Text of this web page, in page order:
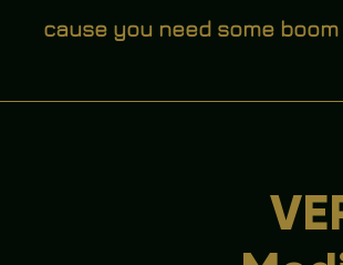
cause you need some boom